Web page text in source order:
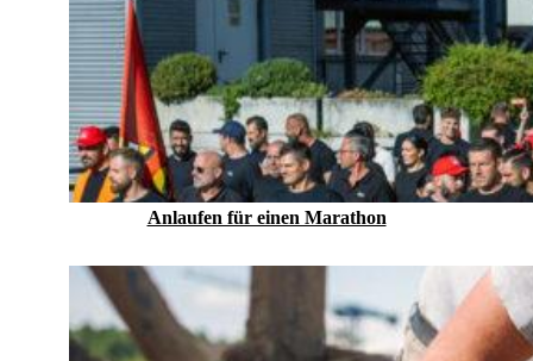
Anlaufen für einen Marathon